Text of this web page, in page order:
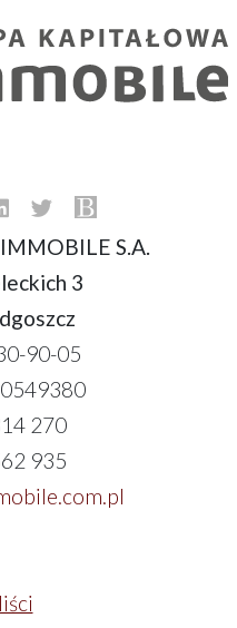
S.A.
3
90-05
270
935